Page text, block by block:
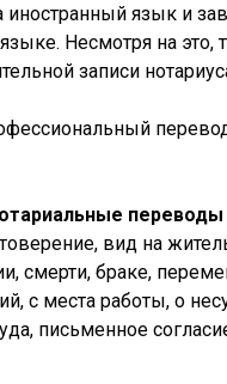
язык и
Несмотря на
записи
перевод
вид на
смерти, браке,
с места работы, о
письменное